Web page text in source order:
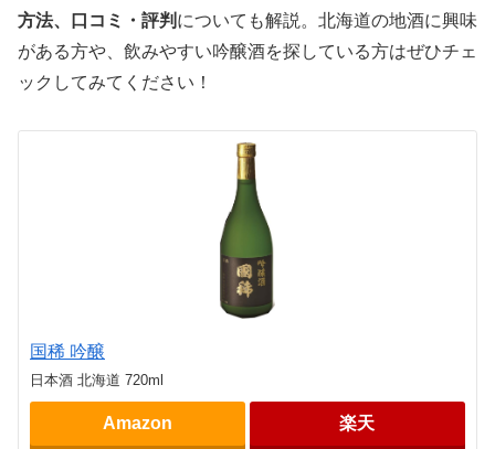
方法、口コミ・評判 についても解説。北海道の地酒に興味
がある方や、飲みやすい吟醸酒を探している方はぜひチェ
ックしてみてください！
国稀 吟醸
日本酒 北海道 720ml
Amazon 楽天